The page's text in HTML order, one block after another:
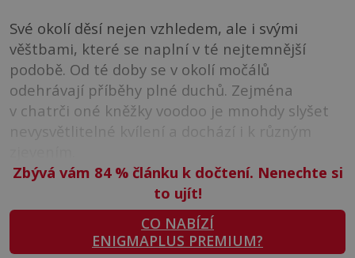
Své okolí děsí nejen vzhledem, ale i svými
věštbami, které se naplní v té nejtemnější
podobě. Od té doby se v okolí močálů
odehrávají příběhy plné duchů. Zejména
v chatrči oné kněžky voodoo je mnohdy slyšet
nevysvětlitelné kvílení a dochází i k různým
Zbývá vám 84 %článku k dočtení. Nenechte si
to ujít!
CO NABÍZÍ
ENIGMAPLUS PREMIUM?